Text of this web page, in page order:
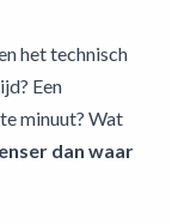
het technisch
Een
minuut? Wat
dan waar